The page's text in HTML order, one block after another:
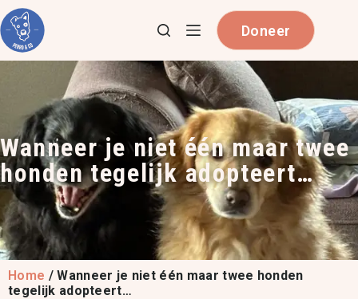
Doneer
Wanneer je niet één maar twee
honden tegelijk adopteert…
Home /Wanneer je niet één maar twee honden
tegelijk adopteert…